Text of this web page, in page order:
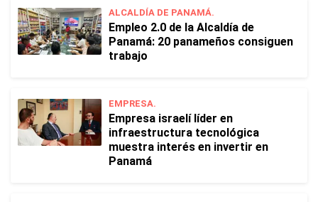
ALCALDÍA DE PANAMÁ.
Empleo 2.0 de la Alcaldía de
Panamá: 20 panameños consiguen
trabajo
EMPRESA.
Empresa israelí líder en
infraestructura tecnológica
muestra interés en invertir en
Panamá